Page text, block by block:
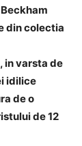
din colectia
in varsta de
idilice
de o
de 12